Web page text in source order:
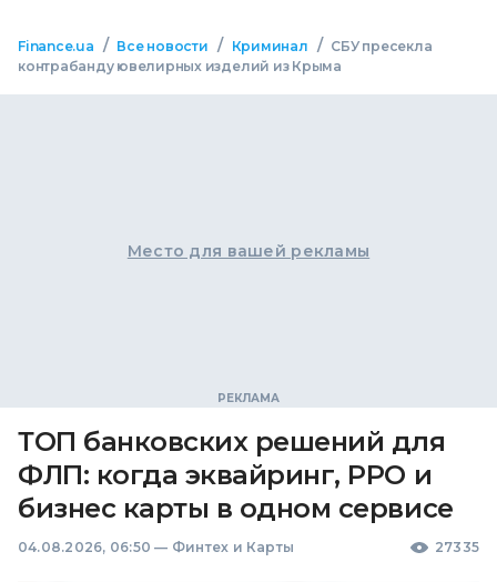
Finance.ua / Все новости / Криминал / СБУ пресекла
контрабанду ювелирных изделий из Крыма
Место для вашей рекламы
ТОП банковских решений для
ФЛП: когда эквайринг, РРО и
бизнес карты в одном сервисе
04.08.2026, 06:50 — Финтех и Карты 27335